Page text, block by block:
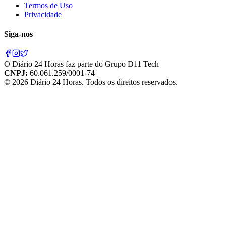
Termos de Uso
Privacidade
Siga-nos
O Diário 24 Horas faz parte do Grupo D11 Tech
CNPJ: 60.061.259/0001-74
© 2026 Diário 24 Horas. Todos os direitos reservados.